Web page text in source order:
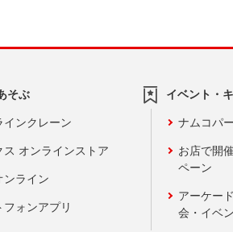
そぶ
インクレーン
ス オンラインストア
ンライン
ォンアプリ
イベント・
ナムコパ
お店で開
ペーン
アーケー
会・イベ